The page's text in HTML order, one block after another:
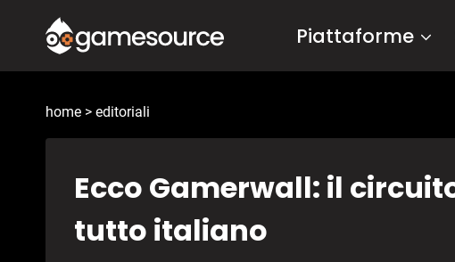
contenuto
Piattaforme
home > editoriali
Ecco Gamerwall: il
tutto italiano